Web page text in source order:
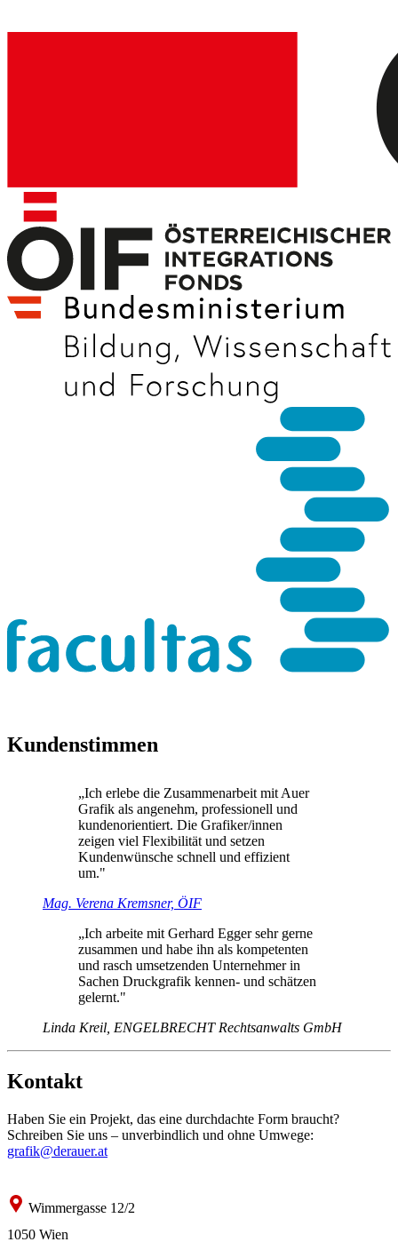
Kundenstimmen
„Ich erlebe die Zusammenarbeit mit Auer
Grafik als angenehm, professionell und
kundenorientiert. Die Grafiker/innen
zeigen viel Flexibilität und setzen
Kundenwünsche schnell und effizient
um."
Mag. Verena Kremsner, ÖIF
„Ich arbeite mit Gerhard Egger sehr gerne
zusammen und habe ihn als kompetenten
und rasch umsetzenden Unternehmer in
Sachen Druckgrafik kennen- und schätzen
gelernt."
Linda Kreil, ENGELBRECHT Rechtsanwalts GmbH
Kontakt
Haben Sie ein Projekt, das eine durchdachte Form braucht?
Schreiben Sie uns – unverbindlich und ohne Umwege:
grafik@derauer.at
Wimmergasse 12/2
1050 Wien